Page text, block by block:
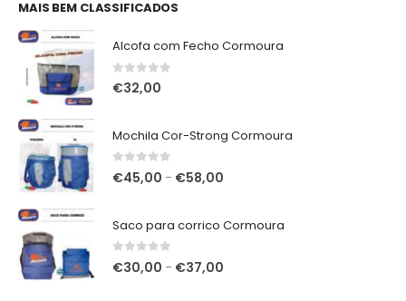
era:
MAIS BEM CLASSIFICADOS
Alcofa com Fecho Cormoura
0out of 5
€32,00
Mochila Cor-Strong Cormoura
0out of 5
€45,00 – €58,00
through
Saco para corrico Cormoura
0out of 5
€30,00 – €37,00